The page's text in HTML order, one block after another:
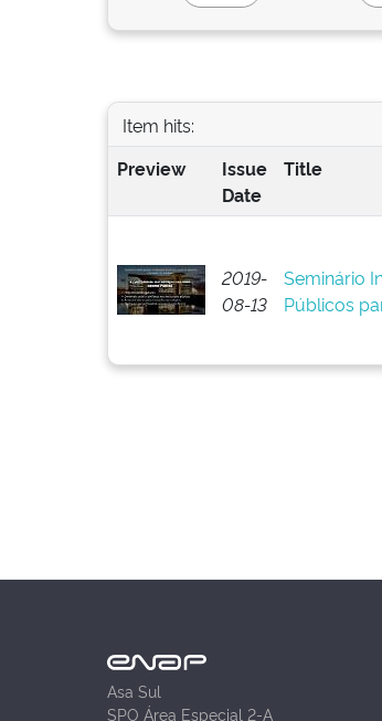
Item hits:
Preview
Issue
Date
Title
2019-
08-13
Seminário
Públicos
Asa Sul
SPO Área Especial 2-A